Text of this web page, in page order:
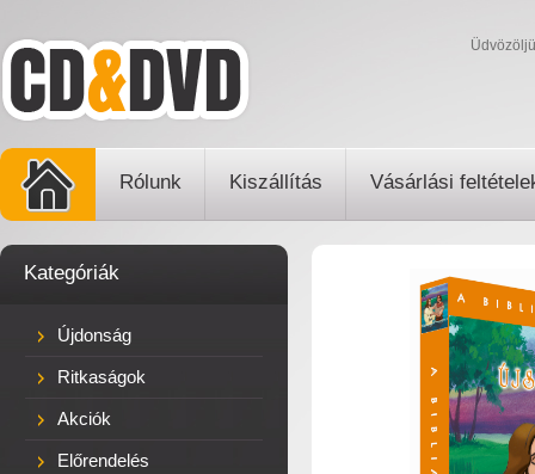
Rólunk Kiszállítás Vásárlási
Kategóriák
Újdonság
Ritkaságok
Akciók
Előrendelés